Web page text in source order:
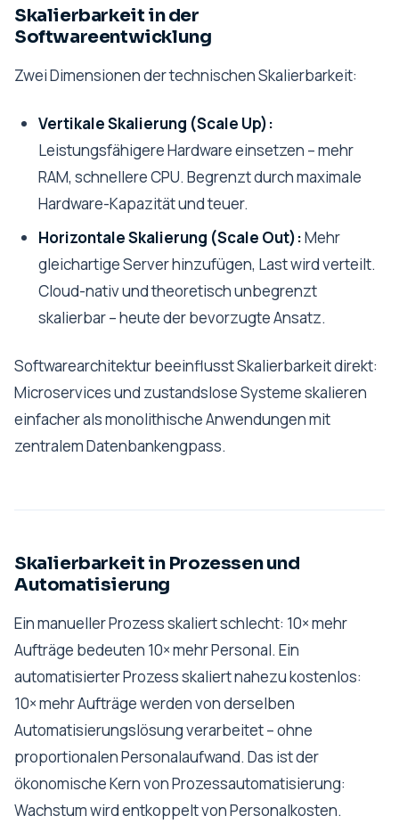
Skalierbarkeit in der
Softwareentwicklung
Zwei Dimensionen der technischen Skalierbarkeit:
Vertikale Skalierung (Scale Up):
Leistungsfähigere Hardware einsetzen – mehr
RAM, schnellere CPU. Begrenzt durch maximale
Hardware-Kapazität und teuer.
Horizontale Skalierung (Scale Out):Mehr
gleichartige Server hinzufügen, Last wird verteilt.
Cloud-nativ und theoretisch unbegrenzt
skalierbar – heute der bevorzugte Ansatz.
Softwarearchitektur beeinflusst Skalierbarkeit direkt:
Microservices und zustandslose Systeme skalieren
einfacher als monolithische Anwendungen mit
zentralem Datenbankengpass.
Skalierbarkeit in Prozessen und
Automatisierung
Ein manueller Prozess skaliert schlecht: 10× mehr
Aufträge bedeuten 10× mehr Personal. Ein
automatisierter Prozess skaliert nahezu kostenlos:
10× mehr Aufträge werden von derselben
Automatisierungslösung verarbeitet – ohne
proportionalen Personalaufwand. Das ist der
ökonomische Kern von Prozessautomatisierung:
Wachstum wird entkoppelt von Personalkosten.